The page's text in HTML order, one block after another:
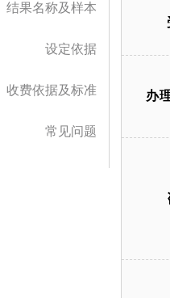
结果名称及样本
设定依据
收费依据及标准
常见问题
办